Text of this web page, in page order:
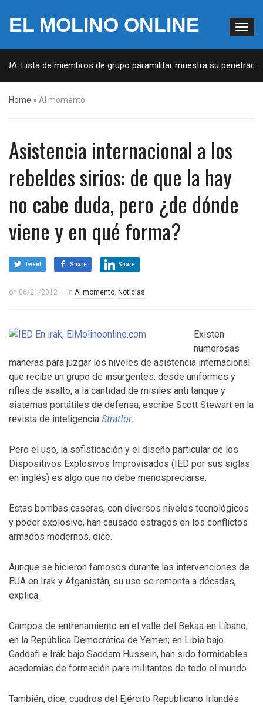
EL MOLINO ONLINE
Lista de miembros de grupo paramilitar muestra su penetración
Home » Al momento
Asistencia internacional a los
rebeldes sirios: de que la hay
no cabe duda, pero ¿de dónde
viene y en qué forma?
Tweet Share Share
on 06/21/2012 in Al momento, Noticias
Existen
numerosas
maneras para juzgar los niveles de asistencia internacional
que recibe un grupo de insurgentes: desde uniformes y
rifles de asalto, a la cantidad de misiles anti tanque y
sistemas portátiles de defensa, escribe Scott Stewart en la
revista de inteligencia Stratfor.
Pero el uso, la sofisticación y el diseño particular de los
Dispositivos Explosivos Improvisados (IED por sus siglas
en inglés) es algo que no debe menospreciarse.
Estas bombas caseras, con diversos niveles tecnológicos
y poder explosivo, han causado estragos en los conflictos
armados modernos, dice.
Aunque se hicieron famosos durante las intervenciones de
EUA en Irak y Afganistán, su uso se remonta a décadas,
explica.
Campos de entrenamiento en el valle del Bekaa en Líbano;
en la República Democrática de Yemen; en Libia bajo
Gaddafi e Irák bajo Saddam Hussein, han sido formidables
academias de formación para militantes de todo el mundo.
También, dice, cuadros del Ejército Republicano Irlandés